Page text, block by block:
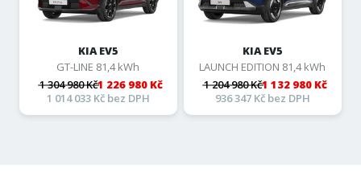
KIA EV5
GT-LINE 81,4 kWh
1 304 980 Kč1 226 980 Kč
1 014 033 Kč bez DPH
KIA EV5
LAUNCH EDITION 81,4 kWh
1 204 980 Kč1 132 980 Kč
936 347 Kč bez DPH